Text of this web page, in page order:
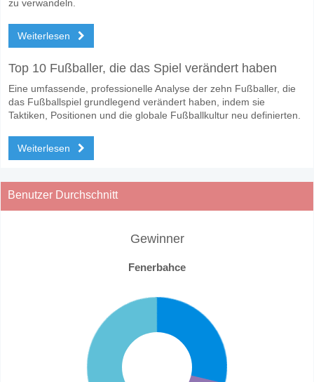
zu verwandeln.
Weiterlesen
Top 10 Fußballer, die das Spiel verändert haben
Eine umfassende, professionelle Analyse der zehn Fußballer, die
das Fußballspiel grundlegend verändert haben, indem sie
Taktiken, Positionen und die globale Fußballkultur neu definierten.
Weiterlesen
Benutzer Durchschnitt
Gewinner
Fenerbahce